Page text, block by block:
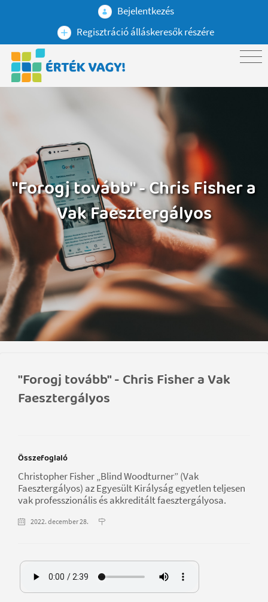
Bejelentkezés
Regisztráció álláskeresők részére
"Forogj tovább" - Chris Fisher a
Vak Faesztergályos
"Forogj tovább" - Chris Fisher a Vak
Faesztergályos
Összefoglaló
Christopher Fisher „Blind Woodturner” (Vak
Faesztergályos) az Egyesült Királyság egyetlen teljesen
vak professzionális és akkreditált faesztergályosa.
2022. december 28.